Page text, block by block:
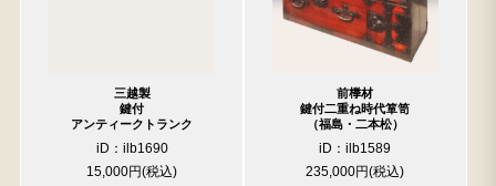
三越製
鍵付
アンティークトランク
iD：ilb1690
15,000円
前﨔材
鍵付二重ね時代箪笥
（福島・二本松）
iD：ilb1589
235,000円